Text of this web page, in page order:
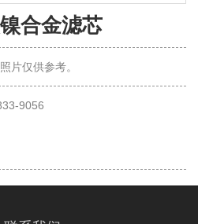
合金滤芯
片仅供参考。
9056